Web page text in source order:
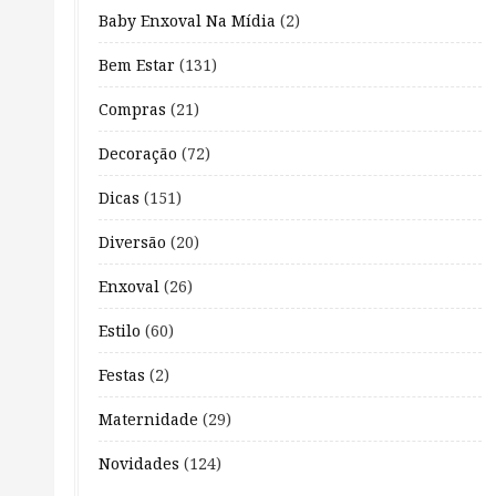
Baby Enxoval Na Mídia (2)
Bem Estar (131)
Compras (21)
Decoração (72)
Dicas (151)
Diversão (20)
Enxoval (26)
Estilo (60)
Festas (2)
Maternidade (29)
Novidades (124)